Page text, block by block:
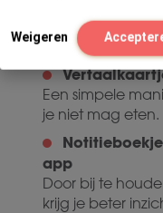
Weigeren
Kies voor
vooral op
Een simpele
je niet mag eten.
app
Door bij te
krijg je beter